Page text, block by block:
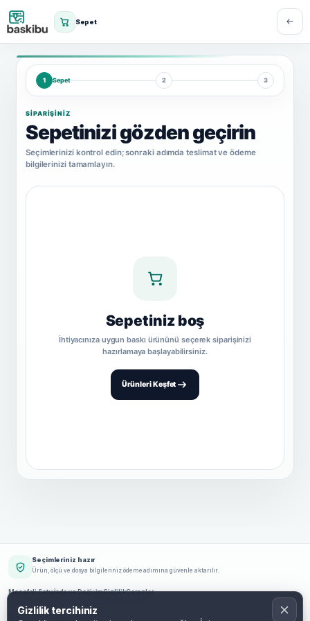
Sepet
1 Sepet 2 3
SİPARİŞİNİZ
Sepetinizi gözden geçirin
Seçimlerinizi kontrol edin; sonraki adımda teslimat ve ödeme
bilgilerinizi tamamlayın.
Sepetiniz boş
İhtiyacınıza uygun baskı ürününü seçerek siparişinizi
hazırlamaya başlayabilirsiniz.
Ürünleri Keşfet
Seçimleriniz hazır
Ürün, ölçü ve dosya bilgileriniz ödeme adımına güvenle aktarılır.
Mesafeli Satışİade ve DeğişimGizlilikÇerezler
Gizlilik tercihiniz